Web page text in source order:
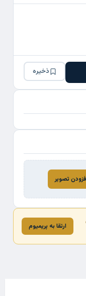
ذخیره
تصویر
ارتقا به پریمیوم